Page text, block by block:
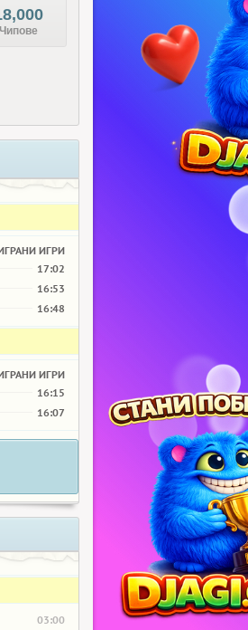
Чипове
ИГРИ
17:02
16:53
16:48
ИГРИ
16:15
16:07
03:00